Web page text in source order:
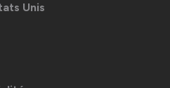
Unis